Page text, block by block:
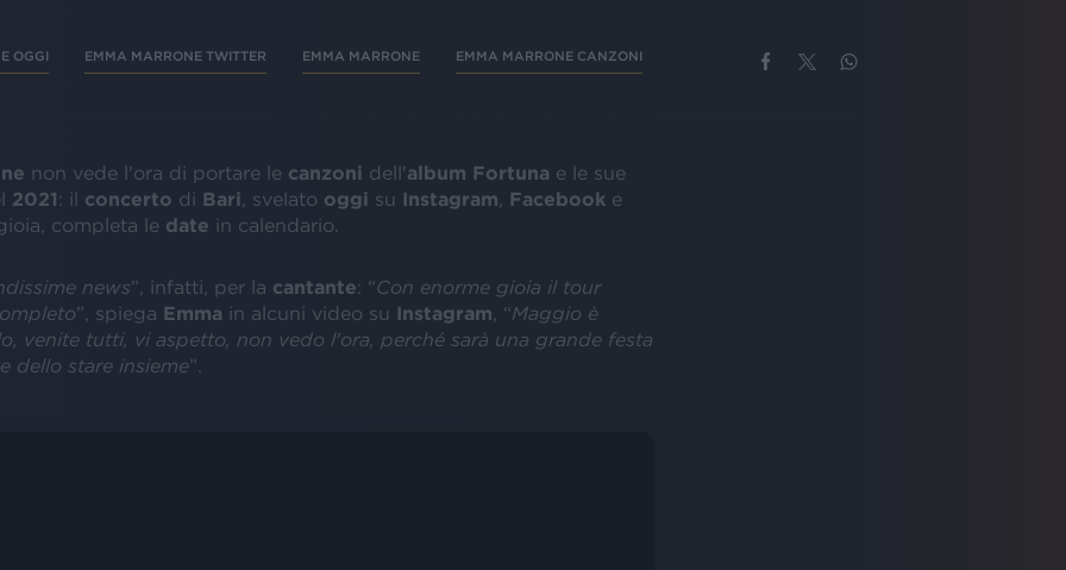
OGGI EMMA MARRONE TWITTER EMMA MARRONE EMMA MARRONE CANZONI
non vede l'ora di portare le canzoni dell'album Fortuna e le sue
2021: il concerto di Bari , svelato oggi su Instagram Facebook e
completa le date in calendario.
news”, infatti, per la cantante: “Con enorme gioia il tour
”, spiega Emma in alcuni video su Instagram , “Maggio è
venite tutti, vi aspetto, non vedo l'ora, perché sarà una grande festa
dello stare insieme”.